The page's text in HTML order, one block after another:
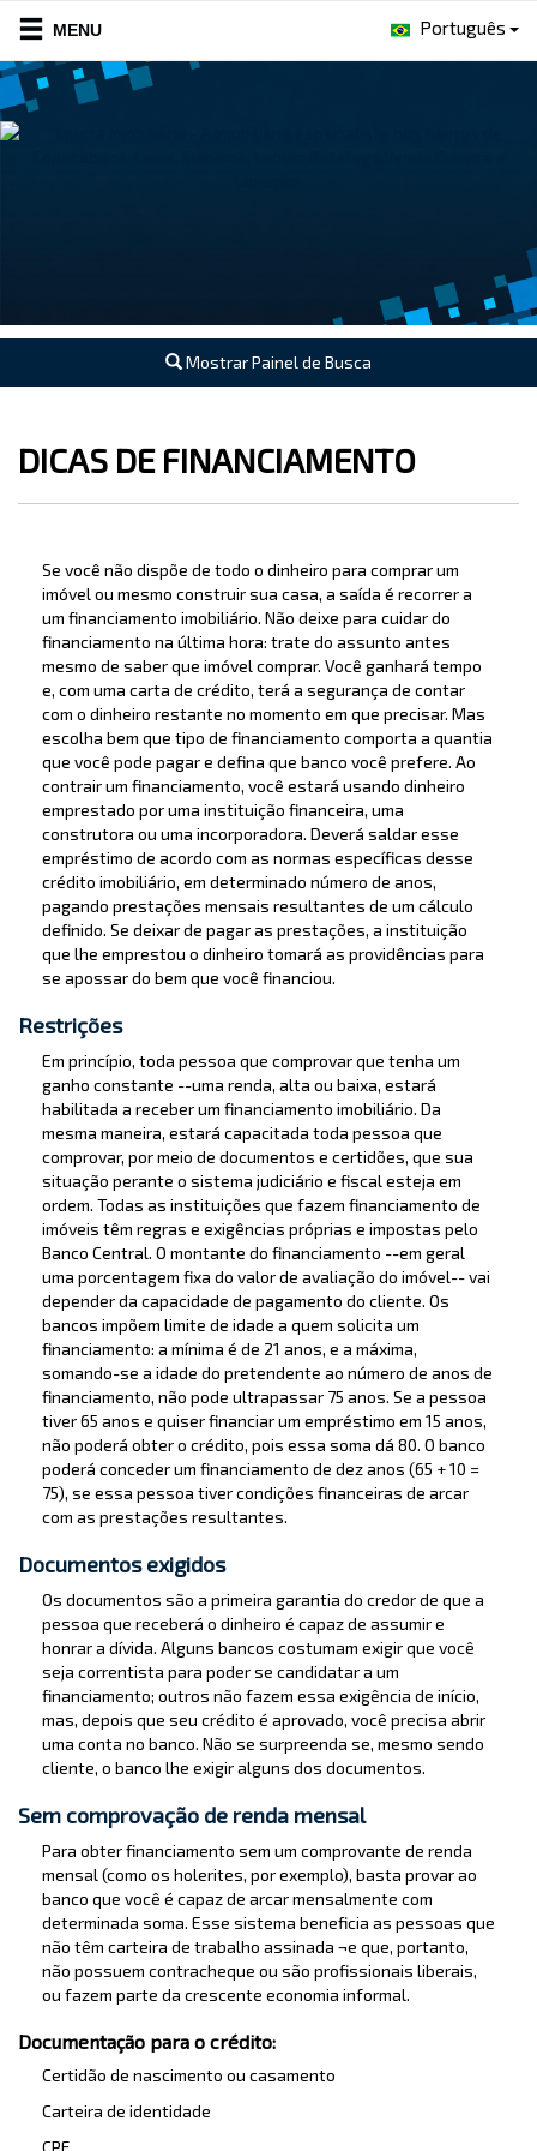
Português
Mostrar Painel de Busca
DICAS DE FINANCIAMENTO
Se você não dispõe de todo o dinheiro para comprar um
imóvel ou mesmo construir sua casa, a saída é recorrer a
um financiamento imobiliário. Não deixe para cuidar do
financiamento na última hora: trate do assunto antes
mesmo de saber que imóvel comprar. Você ganhará tempo
e, com uma carta de crédito, terá a segurança de contar
com o dinheiro restante no momento em que precisar. Mas
escolha bem que tipo de financiamento comporta a quantia
que você pode pagar e defina que banco você prefere. Ao
contrair um financiamento, você estará usando dinheiro
emprestado por uma instituição financeira, uma
construtora ou uma incorporadora. Deverá saldar esse
empréstimo de acordo com as normas específicas desse
crédito imobiliário, em determinado número de anos,
pagando prestações mensais resultantes de um cálculo
definido. Se deixar de pagar as prestações, a instituição
que lhe emprestou o dinheiro tomará as providências para
se apossar do bem que você financiou.
Restrições
Em princípio, toda pessoa que comprovar que tenha um
ganho constante --uma renda, alta ou baixa, estará
habilitada a receber um financiamento imobiliário. Da
mesma maneira, estará capacitada toda pessoa que
comprovar, por meio de documentos e certidões, que sua
situação perante o sistema judiciário e fiscal esteja em
ordem. Todas as instituições que fazem financiamento de
imóveis têm regras e exigências próprias e impostas pelo
Banco Central. O montante do financiamento --em geral
uma porcentagem fixa do valor de avaliação do imóvel-- vai
depender da capacidade de pagamento do cliente. Os
bancos impõem limite de idade a quem solicita um
financiamento: a mínima é de 21 anos, e a máxima,
somando-se a idade do pretendente ao número de anos de
financiamento, não pode ultrapassar 75 anos. Se a pessoa
tiver 65 anos e quiser financiar um empréstimo em 15 anos,
não poderá obter o crédito, pois essa soma dá 80. O banco
poderá conceder um financiamento de dez anos (65 + 10 =
75), se essa pessoa tiver condições financeiras de arcar
com as prestações resultantes.
Documentos exigidos
Os documentos são a primeira garantia do credor de que a
pessoa que receberá o dinheiro é capaz de assumir e
honrar a dívida. Alguns bancos costumam exigir que você
seja correntista para poder se candidatar a um
financiamento; outros não fazem essa exigência de início,
mas, depois que seu crédito é aprovado, você precisa abrir
uma conta no banco. Não se surpreenda se, mesmo sendo
cliente, o banco lhe exigir alguns dos documentos.
Sem comprovação de renda mensal
Para obter financiamento sem um comprovante de renda
mensal (como os holerites, por exemplo), basta provar ao
banco que você é capaz de arcar mensalmente com
determinada soma. Esse sistema beneficia as pessoas que
não têm carteira de trabalho assinada ¬e que, portanto,
não possuem contracheque ou são profissionais liberais,
ou fazem parte da crescente economia informal.
Documentação para o crédito:
Certidão de nascimento ou casamento
Carteira de identidade
CPF